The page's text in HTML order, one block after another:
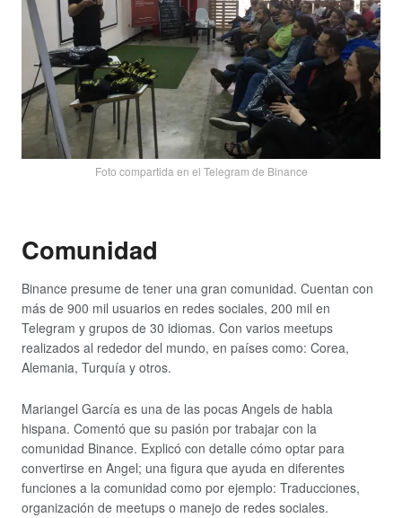
Foto compartida en el Telegram de Binance
Comunidad
Binance presume de tener una gran comunidad. Cuentan con
más de 900 mil usuarios en redes sociales, 200 mil en
Telegram y grupos de 30 idiomas. Con varios meetups
realizados al rededor del mundo, en países como: Corea,
Alemania, Turquía y otros.
Mariangel García es una de las pocas Angels de habla
hispana. Comentó que su pasión por trabajar con la
comunidad Binance. Explicó con detalle cómo optar para
convertirse en Angel; una figura que ayuda en diferentes
funciones a la comunidad como por ejemplo: Traducciones,
organización de meetups o manejo de redes sociales.